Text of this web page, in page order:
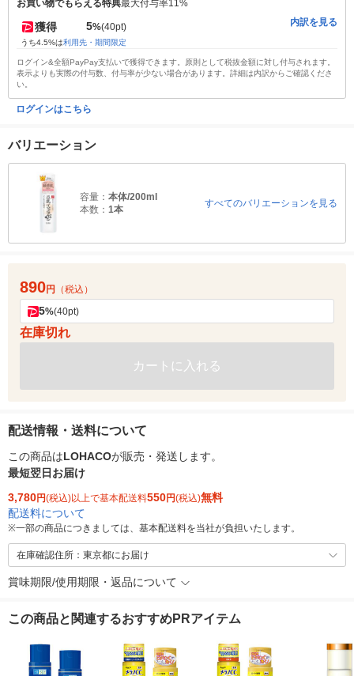
お買い物でもらえる特典最大付与率11%
獲得 5%(40pt)
うち4.5%は利用先・期間限定
内訳を見る
ログイン&全額PayPay支払いで獲得できます。原則として税抜金額に対し付与されます。
表示よりも実際の付与数、付与率が少ない場合があります。詳細は内訳からご確認くださ
い。
ログインはこちら
バリエーション
容量： 本体/200ml
本数： 1本
すべてのバリエーションを見る
890円 （税込）
5%(40pt)
在庫切れ
カートに入れる
配送情報・送料について
この商品はLOHACOが販売・発送します。
最短翌日お届け
3,780円(税込)以上で基本配送料550円(税込)無料
配送料について
※一部の商品につきましては、基本配送料を当社が負担いたします。
在庫確認住所：東京都にお届け
賞味期限/使用期限・返品について
この商品と関連するおすすめPRアイテム